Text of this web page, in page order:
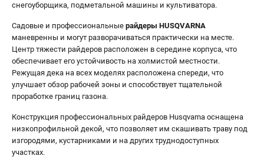
снегоуборщика, подметальной машины и культиватора.
Садовые и профессиональные райдеры HUSQVARNA
маневренны и могут разворачиваться практически на месте.
Центр тяжести райдеров расположен в середине корпуса, что
обеспечивает его устойчивость на холмистой местности.
Режущая дека на всех моделях расположена спереди, что
улучшает обзор рабочей зоны и способствует тщательной
проработке границ газона.
Конструкция профессиональных райдеров Husqvarna оснащена
низкопрофильной декой, что позволяет им скашивать траву под
изгородями, кустарниками и на других труднодоступных
участках.